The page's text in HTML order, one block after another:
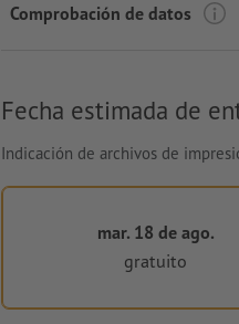
Comprobación de datos
Fecha estimada de
Indicación de archivos de
mar. 18 de ago.
gratuito